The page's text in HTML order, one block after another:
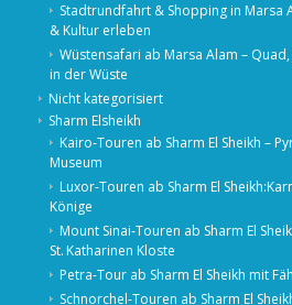
Stadtrundfahrt & Shopping in Marsa
& Kultur erleben
Wüstensafari ab Marsa Alam –
in der Wüste
Nicht kategorisiert
Sharm Elsheikh
Kairo‑Touren ab Sharm El Sheikh –
Museum
Luxor-Touren ab Sharm El
Könige
Mount Sinai‑Touren ab Sharm El
St. Katharinen Kloste
Petra-Tour ab Sharm El Sheikh mit
Schnorchel‑Touren ab Sharm El